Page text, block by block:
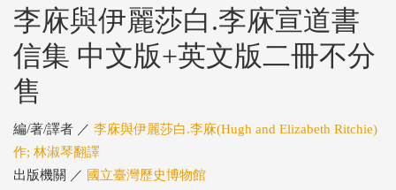
李庥與伊麗莎白.李庥宣道書
信集 中文版+英文版二冊不分
售
編/著/譯者 ／ 李庥與伊麗莎白.李庥(Hugh and Elizabeth Ritchie)
作; 林淑琴翻譯
出版機關 ／ 國立臺灣歷史博物館